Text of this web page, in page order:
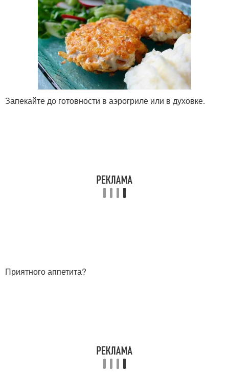
Запекайте до готовности в аэрогриле или в духовке.
Приятного аппетита?